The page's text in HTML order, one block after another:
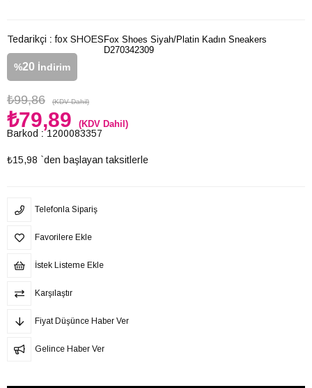
Tedarikçi : fox SHOES
%20 İndirim
₺99,86 (KDV Dahil)
₺79,89 (KDV Dahil)
Barkod : 1200083357
₺15,98 `den başlayan taksitlerle
Fox Shoes Siyah/Platin Kadın Sneakers
D270342309
Telefonla Sipariş
Favorilere Ekle
İstek Listeme Ekle
Karşılaştır
Fiyat Düşünce Haber Ver
Gelince Haber Ver